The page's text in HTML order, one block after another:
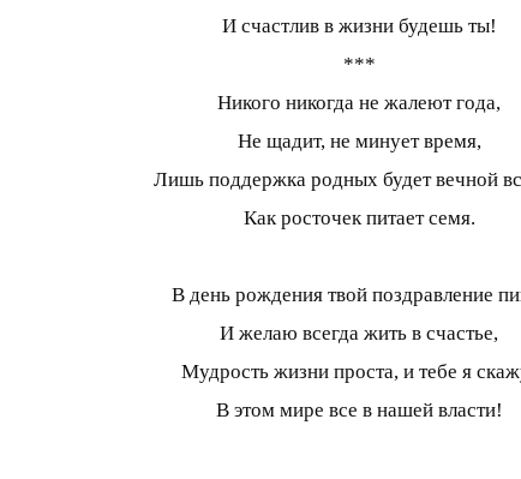
И счастлив в жизни будешь ты!
***
Никого никогда не жалеют года,
Не щадит, не минует время,
Лишь поддержка родных будет вечной
Как росточек питает семя.
В день рождения твой поздравление
И желаю всегда жить в счастье,
Мудрость жизни проста, и тебе я
В этом мире все в нашей власти!